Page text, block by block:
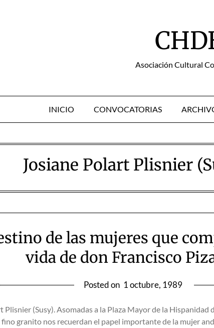
Asociación Cultural
INICIO CONVOCATORIAS
Josiane Polart Plisnier
de las mujeres que
vida de don Francisco
Posted on 1 octubre, 1989
Plisnier (Susy). Asomadas a la Plaza Mayor de la Hispanidad
granito nos recuerdan el papel importante de la mujer